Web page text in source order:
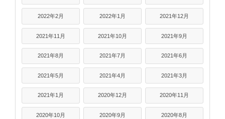
2022年2月 2022年1月 2021年12月
2021年11月 2021年10月 2021年9月
2021年8月 2021年7月 2021年6月
2021年5月 2021年4月 2021年3月
2021年1月 2020年12月 2020年11月
2020年10月 2020年9月 2020年8月